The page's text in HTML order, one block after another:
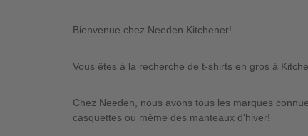
Bienvenue chez Needen Kitchener!
Vous êtes à la recherche de t-shirts en gros à
Chez Needen, nous avons tous les marques
casquettes ou même des manteaux d'hiver!